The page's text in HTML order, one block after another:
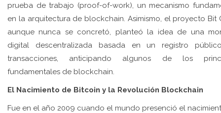
prueba de trabajo (proof-of-work), un mecanismo
en la arquitectura de blockchain. Asimismo, el proyecto Bit
aunque nunca se concretó, planteó la idea de una
digital descentralizada basada en un registro
transacciones, anticipando algunos de los
fundamentales de blockchain.
El Nacimiento de Bitcoin y la Revolución Blockchain
Fue en el año 2009 cuando el mundo presenció el